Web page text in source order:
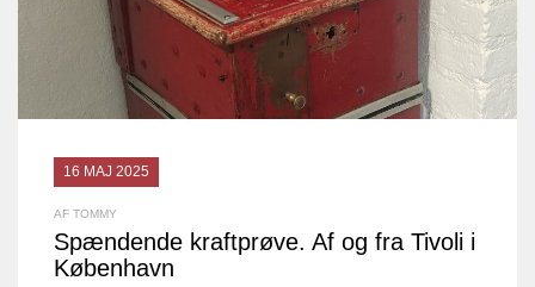
16 MAJ 2025
AF TOMMY
Spændende kraftprøve. Af og fra Tivoli i
København